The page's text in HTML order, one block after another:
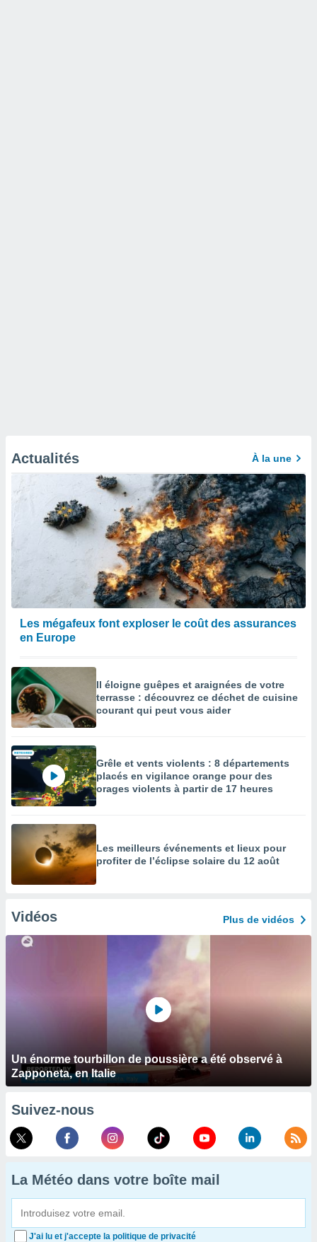
Actualités À la une
Les mégafeux font exploser le coût des assurances
en Europe
Il éloigne guêpes et araignées de votre
terrasse : découvrez ce déchet de cuisine
courant qui peut vous aider
Grêle et vents violents : 8 départements
placés en vigilance orange pour des
orages violents à partir de 17 heures
Les meilleurs événements et lieux pour
profiter de l’éclipse solaire du 12 août
Vidéos Plus de vidéos
Un énorme tourbillon de poussière a été observé à
Zapponeta, en Italie
Suivez-nous
La Météo dans votre boîte mail
J'ai lu et j'accepte la politique de privacité